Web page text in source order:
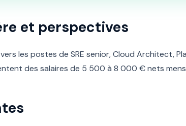
et perspectives
les postes de SRE senior, Cloud Architect,
des salaires de 5 500 à 8 000 € nets